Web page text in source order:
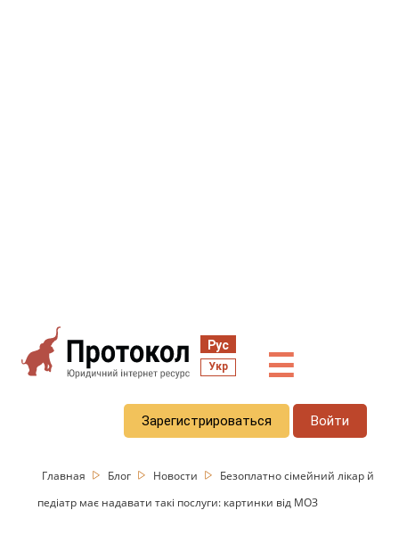
Рус
Укр ☰
Зарегистрироваться Войти
Главная Блог Новости
Безоплатно сімейний лікар й
педіатр має надавати такі послуги: картинки від МОЗ